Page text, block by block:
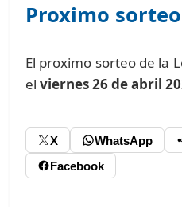
Proximo sorteo
El proximo sorteo de la
elviernes 26 de abril
X WhatsApp
Facebook